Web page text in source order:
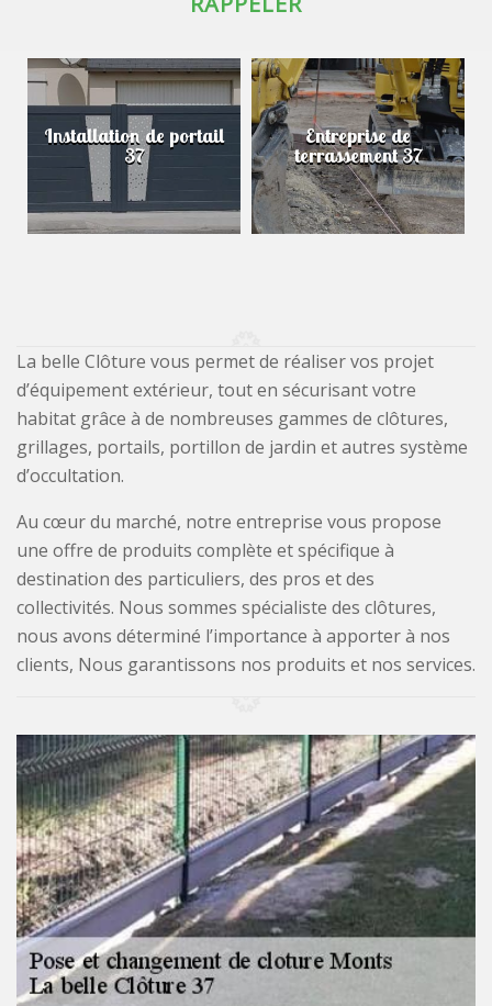
Installation de portail
37
Entreprise de
terrassement 37
La belle Clôture vous permet de réaliser vos projet
d’équipement extérieur, tout en sécurisant votre
habitat grâce à de nombreuses gammes de clôtures,
grillages, portails, portillon de jardin et autres système
d’occultation.
Au cœur du marché, notre entreprise vous propose
une offre de produits complète et spécifique à
destination des particuliers, des pros et des
collectivités. Nous sommes spécialiste des clôtures,
nous avons déterminé l’importance à apporter à nos
clients, Nous garantissons nos produits et nos services.